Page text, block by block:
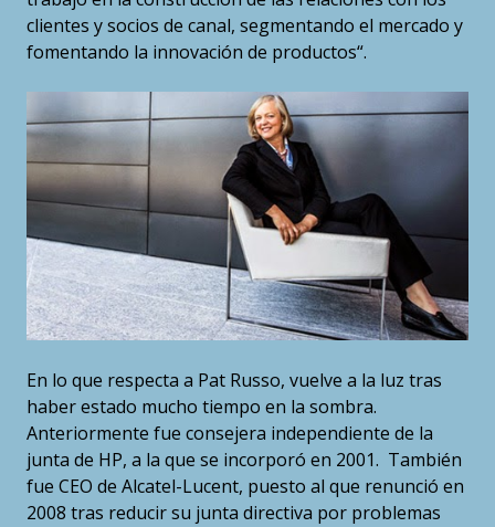
clientes y socios de canal, segmentando el mercado y
fomentando la innovación de productos“.
En lo que respecta a Pat Russo, vuelve a la luz tras
haber estado mucho tiempo en la sombra.
Anteriormente fue consejera independiente de la
junta de HP, a la que se incorporó en 2001. También
fue CEO de Alcatel-Lucent, puesto al que renunció en
2008 tras reducir su junta directiva por problemas